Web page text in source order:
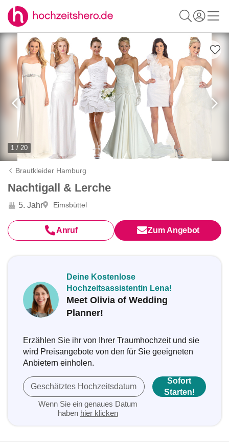
1 / 20
Brautkleider Hamburg
Nachtigall & Lerche
5. Jahr Eimsbüttel
Anruf Zum Angebot
Deine Kostenlose
Hochzeitsassistentin Lena!
Meet Olivia of Wedding
Planner!
Erzählen Sie ihr von Ihrer Traumhochzeit und sie
wird Preisangebote von den für Sie geeigneten
Anbietern einholen.
Geschätztes Hochzeitsdatum
Wenn Sie ein genaues Datum
haben hier klicken
Sofort
Starten!